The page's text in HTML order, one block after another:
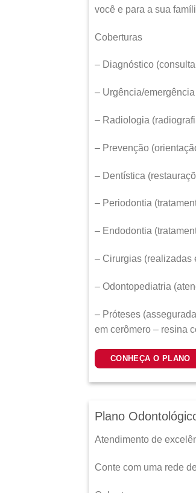
você e para a sua
Coberturas
– Diagnóstico
– Urgência/
– Radiologia
– Prevenção
– Dentística
– Periodontia
– Endodontia
– Cirurgias (realizadas
– Odontopediatria
– Próteses
em cerômero – resina
CONHEÇA O PLANO
Plano
Atendimento de
Conte com uma rede